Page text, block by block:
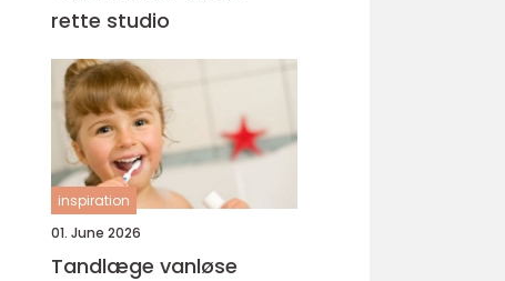
rette studio
inspiration
01. June 2026
Tandlæge vanløse